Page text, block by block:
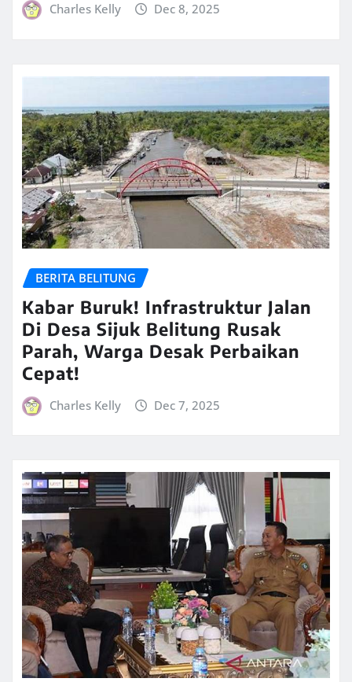
Charles Kelly Dec 8, 2025
BERITA BELITUNG
Kabar Buruk! Infrastruktur Jalan
Di Desa Sijuk Belitung Rusak
Parah, Warga Desak Perbaikan
Cepat!
Charles Kelly Dec 7, 2025